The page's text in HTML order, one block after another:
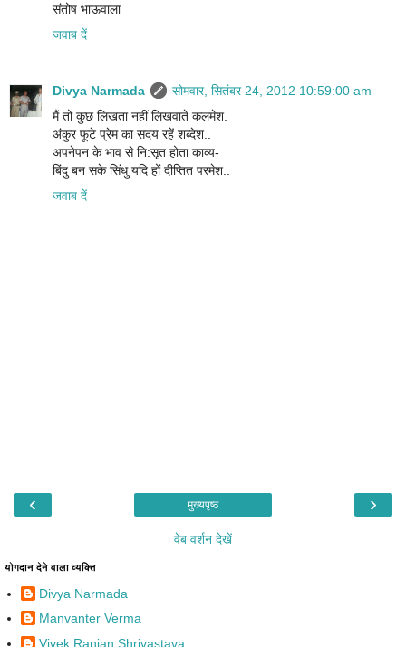
संतोष भाऊवाला
जवाब दें
Divya Narmada
सोमवार, सितंबर 24, 2012 10:59:00 am
मैं तो कुछ लिखता नहीं लिखवाते कलमेश.
अंकुर फूटे प्रेम का सदय रहें शब्देश..
अपनेपन के भाव से नि:सृत होता काव्य-
बिंदु बन सके सिंधु यदि हों दीप्तित परमेश..
जवाब दें
‹ ›
मुख्यपृष्ठ
वेब वर्शन देखें
योगदान देने वाला व्यक्ति
Divya Narmada
Manvanter Verma
Vivek Ranjan Shrivastava